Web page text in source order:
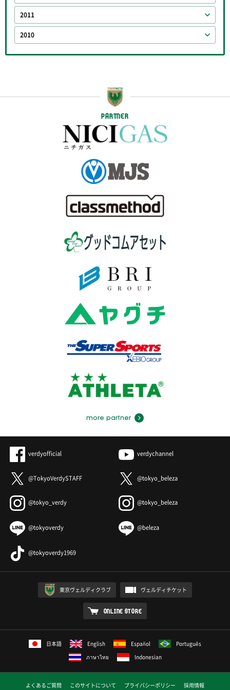
2011
2010
PARTNER
more partner
verdyofficial verdychannel
@TokyoVerdySTAFF @tokyo_beleza
@tokyo_verdy @tokyo_beleza
@tokyoverdy @beleza
@tokyoverdy1969
東京ヴェルディクラブ ヴェルディチケット
ONLINE STORE
日本語 English Español
Português
ภาษาไทย
Indonesian
よくあるご質問 このサイトについて プライバシーポリシー 採用情報